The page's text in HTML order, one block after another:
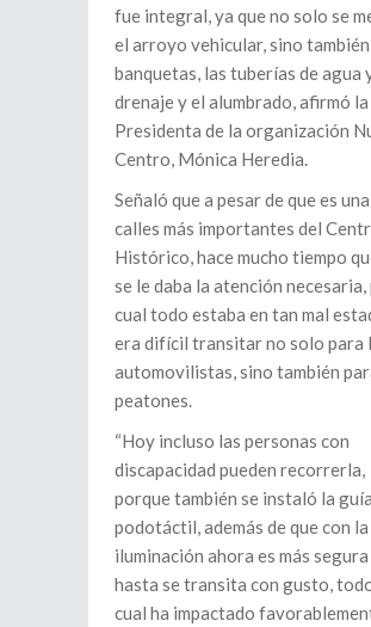
fue integral, ya que no solo se
el arroyo vehicular, sino
banquetas, las tuberías de agua
drenaje y el alumbrado, afirmó la
Presidenta de la organización
Centro, Mónica Heredia.
Señaló que a pesar de que es
calles más importantes del
Histórico, hace mucho tiempo
se le daba la atención
cual todo estaba en tan mal
era difícil transitar no solo para
automovilistas, sino también
peatones.
“Hoy incluso las personas con
discapacidad pueden recorrerla,
porque también se instaló la guía
podotáctil, además de que con
iluminación ahora es más
hasta se transita con gusto,
cual ha impactado